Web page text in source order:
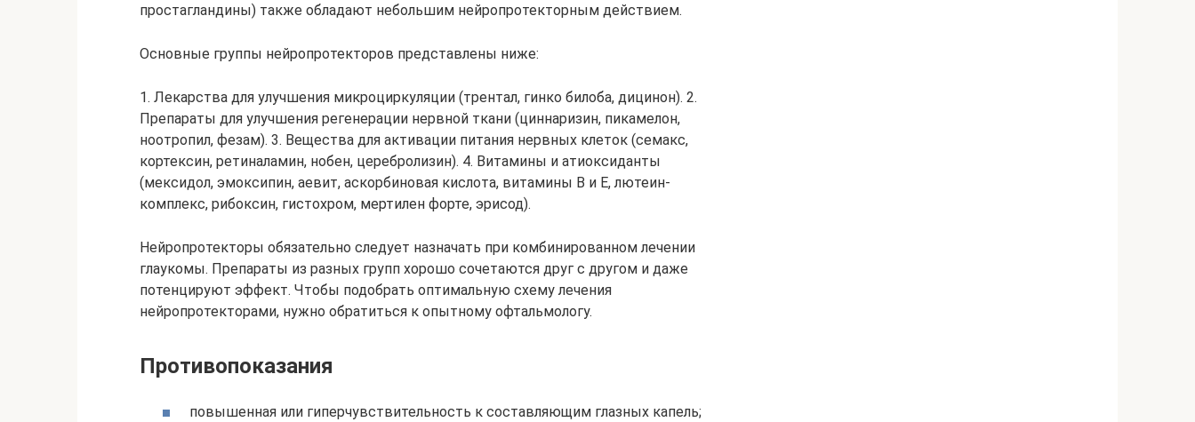
простагландины) также обладают небольшим нейропротекторным действием.
Основные группы нейропротекторов представлены ниже:
1. Лекарства для улучшения микроциркуляции (трентал, гинко билоба, дицинон). 2.
Препараты для улучшения регенерации нервной ткани (циннаризин, пикамелон,
ноотропил, фезам). 3. Вещества для активации питания нервных клеток (семакс,
кортексин, ретиналамин, нобен, церебролизин). 4. Витамины и атиоксиданты
(мексидол, эмоксипин, аевит, аскорбиновая кислота, витамины В и Е, лютеин-
комплекс, рибоксин, гистохром, мертилен форте, эрисод).
Нейропротекторы обязательно следует назначать при комбинированном лечении
глаукомы. Препараты из разных групп хорошо сочетаются друг с другом и даже
потенцируют эффект. Чтобы подобрать оптимальную схему лечения
нейропротекторами, нужно обратиться к опытному офтальмологу.
Противопоказания
повышенная или гиперчувствительность к составляющим глазных капель;